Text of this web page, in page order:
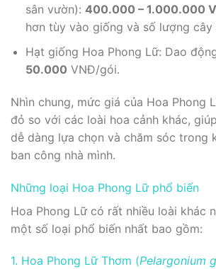
sân vườn): 400.000 – 1.000.000
hơn tùy vào giống và số lượng cây
Hạt giống Hoa Phong Lữ: Dao
50.000 VNĐ/gói.
Nhìn chung, mức giá của Hoa Phong
đỏ so với các loài hoa cảnh khác,
dễ dàng lựa chọn và chăm sóc trong
ban công nhà mình.
Những loại Hoa Phong Lữ phổ biến
Hoa Phong Lữ có rất nhiều loài khác
một số loại phổ biến nhất bao gồm:
1. Hoa Phong Lữ Thơm (Pelargonium